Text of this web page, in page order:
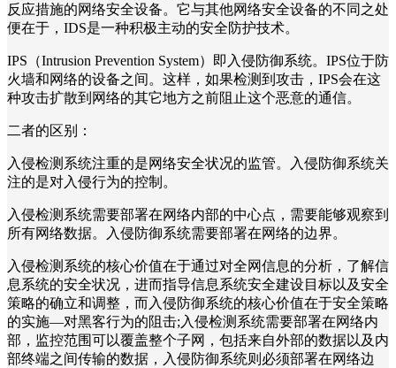
反应措施的网络安全设备。它与其他网络安全设备的不同之处
便在于，IDS是一种积极主动的安全防护技术。
IPS（Intrusion Prevention System）即入侵防御系统。IPS位于防
火墙和网络的设备之间。这样，如果检测到攻击，IPS会在这
种攻击扩散到网络的其它地方之前阻止这个恶意的通信。
二者的区别：
入侵检测系统注重的是网络安全状况的监管。入侵防御系统关
注的是对入侵行为的控制。
入侵检测系统需要部署在网络内部的中心点，需要能够观察到
所有网络数据。入侵防御系统需要部署在网络的边界。
入侵检测系统的核心价值在于通过对全网信息的分析，了解信
息系统的安全状况，进而指导信息系统安全建设目标以及安全
策略的确立和调整，而入侵防御系统的核心价值在于安全策略
的实施—对黑客行为的阻击;入侵检测系统需要部署在网络内
部，监控范围可以覆盖整个子网，包括来自外部的数据以及内
部终端之间传输的数据，入侵防御系统则必须部署在网络边